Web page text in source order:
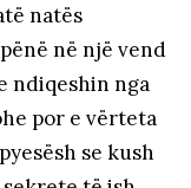
natës
në një vend
ndiqeshin nga
por e vërteta
se kush